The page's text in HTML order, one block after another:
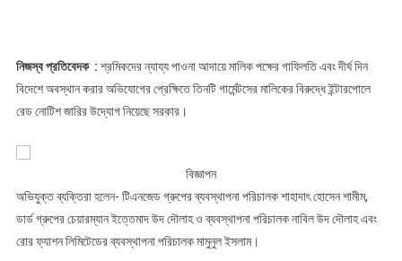
লি.
এর
উদ্যোগ
নিজস্ব প্রতিবেদক :শ্রমিকদের ন্যায্য পাওনা আদায়ে মালিক পক্ষের গাফিলতি এবং দীর্ঘ দিন
বিদেশে অবস্থান করার অভিযোগের প্রেক্ষিতে তিনটি গার্মেন্টসের মালিকের বিরুদ্ধে ইন্টারপোলে
রেড নোটিশ জারির উদ্যোগ নিয়েছে সরকার।
বিজ্ঞাপন
অভিযুক্ত ব্যক্তিরা হলেন- টিএনজেড গ্রুপের ব্যবস্থাপনা পরিচালক শাহাদাৎ হোসেন শামীম,
ডার্ড গ্রুপের চেয়ারম্যান ইত্তেমাদ উদ দৌলাহ ও ব্যবস্থাপনা পরিচালক নাবিল উদ দৌলাহ এবং
রোর ফ্যাশন লিমিটেডের ব্যবস্থাপনা পরিচালক মামুনুল ইসলাম।